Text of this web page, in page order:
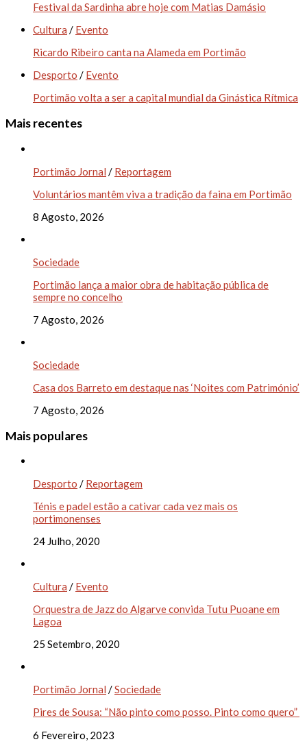
Festival da Sardinha abre hoje com Matias Damásio
Cultura / Evento
Ricardo Ribeiro canta na Alameda em Portimão
Desporto / Evento
Portimão volta a ser a capital mundial da Ginástica Rítmica
Mais recentes
Portimão Jornal/ Reportagem
Voluntários mantêm viva a tradição da faina em Portimão
8 Agosto, 2026
Sociedade
Portimão lança a maior obra de habitação pública de
sempre no concelho
7 Agosto, 2026
Sociedade
Casa dos Barreto em destaque nas ‘Noites com Património’
7 Agosto, 2026
Mais populares
Desporto / Reportagem
Ténis e padel estão a cativar cada vez mais os
portimonenses
24 Julho, 2020
Cultura / Evento
Orquestra de Jazz do Algarve convida Tutu Puoane em
Lagoa
25 Setembro, 2020
Portimão Jornal/Sociedade
Pires de Sousa: “Não pinto como posso. Pinto como quero”
6 Fevereiro, 2023